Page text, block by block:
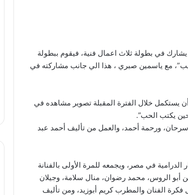
في بطولة ثلاث اعمال فنية، فيقوم ببطولة
مع ياسمين صبري ، هذا الي جانب مشاركته في
يستكمل خلال الفترة المقبلة تصوير مشاهده في
يكتب الحب”.
ورحمة أحمد، والعمل من تأليف أحمد عبد
في مصر، ويجمعه للمرة الأولى بالفنانة
الروس، محمد رضوان، منال سلامة، وجيلان
الفنان والمطرب كريم أبوزيد، ومن تأليف